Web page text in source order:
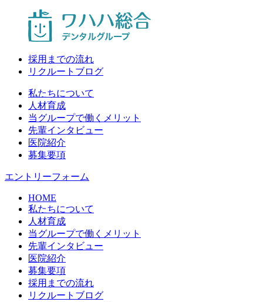
採用までの流れ
リクルートブログ
私たちについて
人材育成
当グループで働くメリット
先輩インタビュー
医院紹介
募集要項
エントリーフォーム
HOME
私たちについて
人材育成
当グループで働くメリット
先輩インタビュー
医院紹介
募集要項
採用までの流れ
リクルートブログ